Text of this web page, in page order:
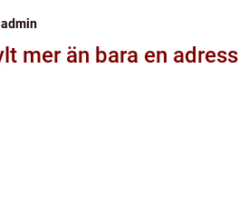
admin
Gatuskylt mer än bara en adress